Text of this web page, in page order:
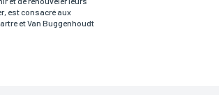
est consacré aux
et Van Buggenhoudt